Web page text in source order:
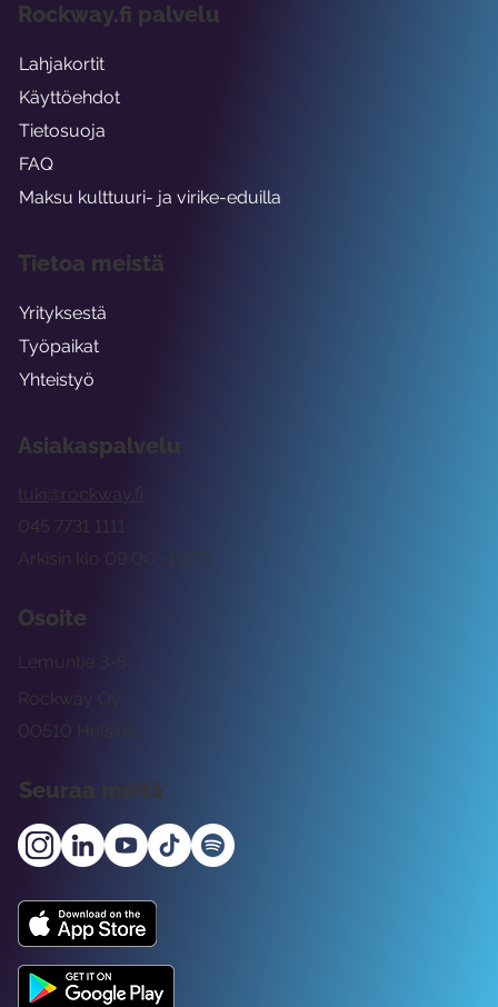
Asiakaspalvelu
tuki@rockway.fi
Arkisin klo 09:00 -15:00
045 7731 1111
Osoite
Rockway Oy
Lemuntie 3-5
00510 Helsinki
Seuraa meitä
Rockway.fi palvelu
Lahjakortit
Käyttöehdot
Tietosuoja
FAQ
Maksu kulttuuri- ja virike-eduilla
Tietoa meistä
Yrityksestä
Työpaikat
Yhteistyö